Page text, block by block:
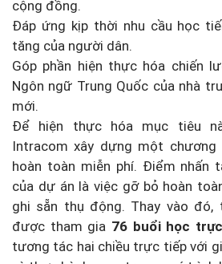
cộng đồng.
Đáp ứng kịp thời nhu cầu học
tăng của người dân.
Góp phần hiện thực hóa chiến
Ngôn ngữ Trung Quốc của nhà
mới.
Để hiện thực hóa mục tiêu
Intracom xây dựng một
hoàn toàn miễn phí. Điểm nhấn
của dự án là việc gỡ bỏ hoàn
ghi sẵn thụ động. Thay vào đó,
được tham gia 76 buổi học
tương tác hai chiều trực tiếp với